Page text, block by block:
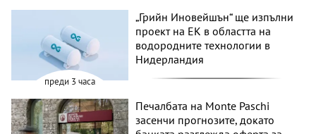
преди 3 часа
„Грийн Иновейшън“ ще изпълни
проект на ЕК в областта на
водородните технологии в
Нидерландия
Печалбата на Monte Paschi
засенчи прогнозите, докато